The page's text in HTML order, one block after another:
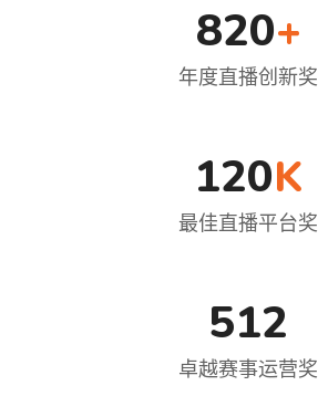
820+
年度直播创新奖
120K
最佳直播平台奖
512
卓越赛事运营奖